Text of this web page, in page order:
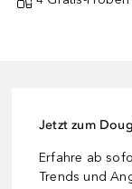
Jetzt zum
Erfahre ab
Trends und